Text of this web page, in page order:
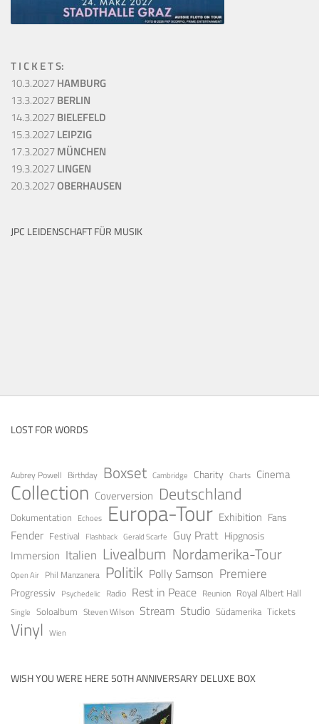
T I C K E T S:
10.3.2027HAMBURG
13.3.2027BERLIN
14.3.2027BIELEFELD
15.3.2027LEIPZIG
17.3.2027MÜNCHEN
19.3.2027LINGEN
20.3.2027OBERHAUSEN
JPC LEIDENSCHAFT FÜR MUSIK
LOST FOR WORDS
Aubrey Powell Birthday Boxset Cambridge Charity Charts Cinema
Collection Coverversion Deutschland
Dokumentation Echoes Europa-Tour Exhibition Fans
Fender Festival Flashback Gerald Scarfe Guy Pratt Hipgnosis
Immersion Italien Livealbum Nordamerika-Tour
Open Air Phil Manzanera Politik Polly Samson Premiere
Progressiv Psychedelic Radio Rest in Peace Reunion Royal Albert Hall
Single Soloalbum Steven Wilson Stream Studio Südamerika Tickets
Vinyl Wien
WISH YOU WERE HERE 50TH ANNIVERSARY DELUXE BOX